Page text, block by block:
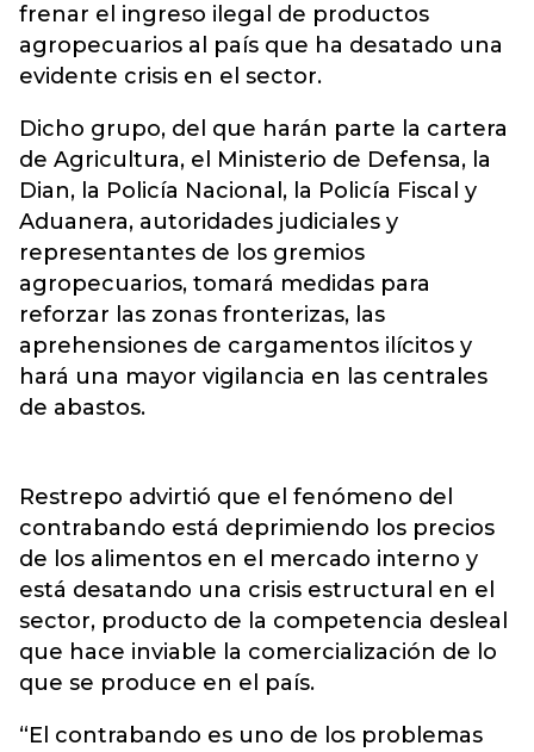
frenar el ingreso ilegal de productos
agropecuarios al país que ha desatado una
evidente crisis en el sector.
Dicho grupo, del que harán parte la cartera
de Agricultura, el Ministerio de Defensa, la
Dian, la Policía Nacional, la Policía Fiscal y
Aduanera, autoridades judiciales y
representantes de los gremios
agropecuarios, tomará medidas para
reforzar las zonas fronterizas, las
aprehensiones de cargamentos ilícitos y
hará una mayor vigilancia en las centrales
de abastos.
Restrepo advirtió que el fenómeno del
contrabando está deprimiendo los precios
de los alimentos en el mercado interno y
está desatando una crisis estructural en el
sector, producto de la competencia desleal
que hace inviable la comercialización de lo
que se produce en el país.
“El contrabando es uno de los problemas